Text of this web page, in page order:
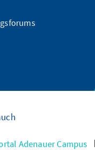
Adenauer Campus